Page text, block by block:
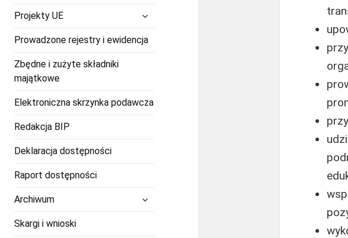
Projekty UE
potomne
Prowadzone rejestry i ewidencja
Zbędne i zużyte składniki
majątkowe
Elektroniczna skrzynka podawcza
Redakcja BIP
Deklaracja dostępności
Raport dostępności
Archiwum
Skargi i wnioski